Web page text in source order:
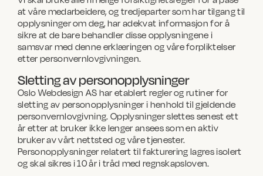
at våre medarbeidere, og tredjeparter som har tilgang til
opplysninger om deg, har adekvat informasjon for å
sikre at de bare behandler disse opplysningene i
samsvar med denne erklæringen og våre forpliktelser
etter personvernlovgivningen.
Sletting av personopplysninger
Oslo Webdesign AS har etablert regler og rutiner for
sletting av personopplysninger i henhold til gjeldende
personvernlovgivning. Opplysninger slettes senest ett
år etter at bruker ikke lenger ansees som en aktiv
bruker av vårt nettsted og våre tjenester.
Personopplysninger relatert til fakturering lagres isolert
og skal sikres i 10 år i tråd med regnskapsloven.